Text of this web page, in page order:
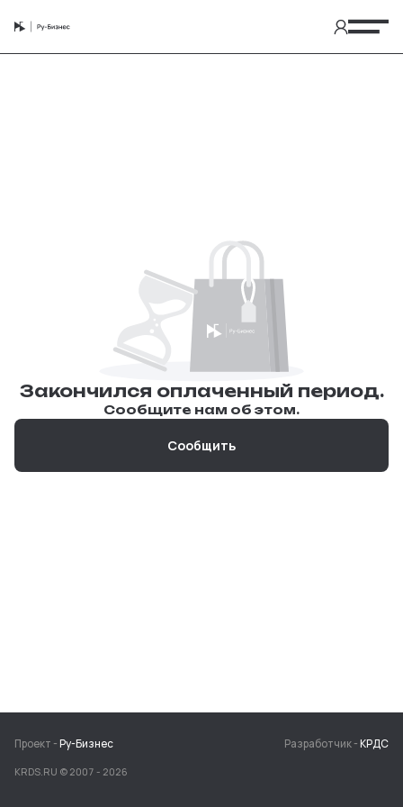
Закончился оплаченный период.
Сообщите нам об этом.
Сообщить
Проект - Ру-Бизнес Разработчик - КРДС
KRDS.RU © 2007 - 2026